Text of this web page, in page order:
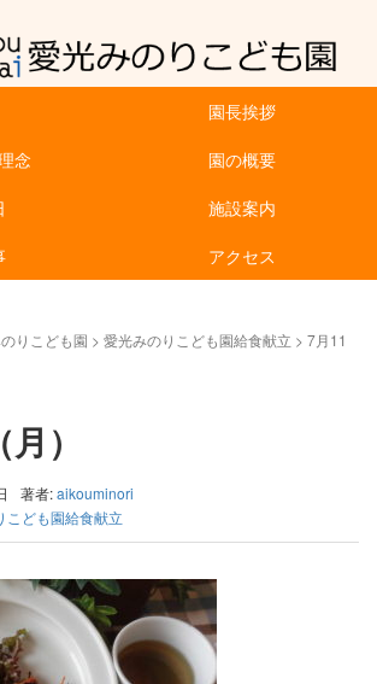
園長挨拶
念
園の概要
施設案内
アクセス
りこども園 > 愛光みのりこども園給食献立 > 7月11
）
著者:aikouminori
こども園給食献立